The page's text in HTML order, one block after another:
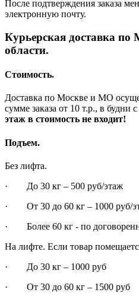
После подтверждения заказа
электронную почту.
Курьерская доставка по
области.
Стоимость.
Доставка по Москве и МО
сумме заказа от 10 т.р., в будни
этаж в стоимость не входит!
Подъем.
Без лифта.
· До 30 кг – 500 руб/этаж
· От 30 до 60 кг – 1000 руб/
· Более 60 кг - по
На лифте. Если товар
· До 30 кг – 1000 руб
· От 30 до 60 кг – 1500 руб